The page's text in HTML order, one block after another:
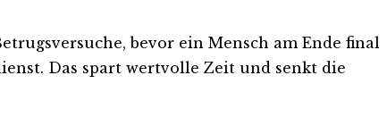
bevor ein Mensch am Ende final
Das spart wertvolle Zeit und senkt die